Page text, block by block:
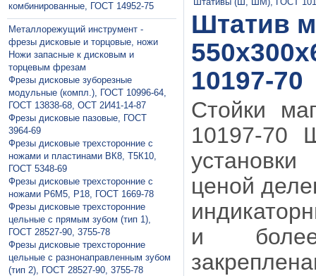
комбинированные, ГОСТ 14952-75
Металлорежущий инструмент -
фрезы дисковые и торцовые, ножи
Ножи запасные к дисковым и
торцевым фрезам
Фрезы дисковые зуборезные
модульные (компл.), ГОСТ 10996-64,
ГОСТ 13838-68, ОСТ 2И41-14-87
Фрезы дисковые пазовые, ГОСТ
3964-69
Фрезы дисковые трехсторонние с
ножами и пластинами ВК8, Т5К10,
ГОСТ 5348-69
Фрезы дисковые трехсторонние с
ножами Р6М5, Р18, ГОСТ 1669-78
Фрезы дисковые трехсторонние
цельные с прямым зубом (тип 1),
ГОСТ 28527-90, 3755-78
Фрезы дисковые трехсторонние
цельные с разнонаправленным зубом
(тип 2), ГОСТ 28527-90, 3755-78
Штатив
10197-70
Стойки
10197-70
ценой
и